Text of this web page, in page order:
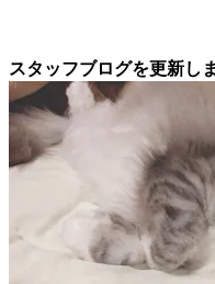
スタッフブログを更新し